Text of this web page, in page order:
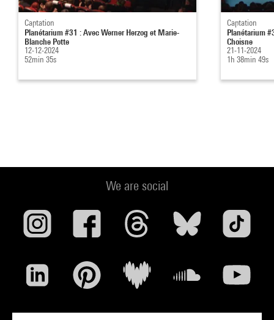
Captation
Planétarium #31 : Avec Werner Herzog et Marie-
Blanche Potte
12-12-2024
52min 35s
Captation
Planétarium
Choisne
21-11-2024
1h 38min 49s
We are social